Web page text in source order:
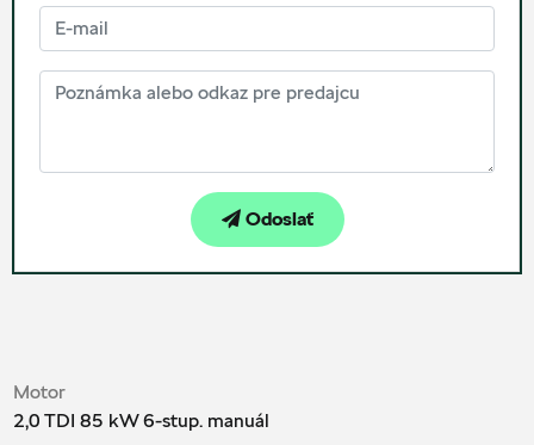
Motor
2,0 TDI 85 kW 6-stup. manuál
Odoslať